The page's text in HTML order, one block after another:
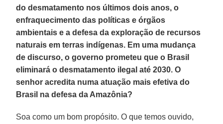
do desmatamento nos últimos dois anos, o
enfraquecimento das políticas e órgãos
ambientais e a defesa da exploração de recursos
naturais em terras indígenas. Em uma mudança
de discurso, o governo prometeu que o Brasil
eliminará o desmatamento ilegal até 2030. O
senhor acredita numa atuação mais efetiva do
Brasil na defesa da Amazônia?
Soa como um bom propósito. O que temos ouvido,